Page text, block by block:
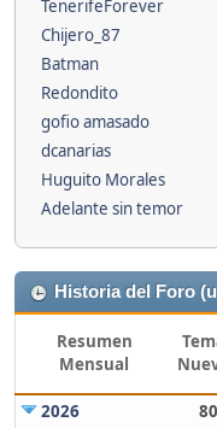
TenerifeForever
Chijero_87
Batman
Redondito
gofio amasado
dcanarias
Huguito Morales
Adelante sin temor
Historia del Foro
Resumen
Mensual
2026
80